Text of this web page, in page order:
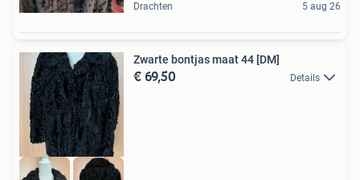
Drachten 5 aug 26
Zwarte bontjas maat 44 [DM]
€ 69,50 Details